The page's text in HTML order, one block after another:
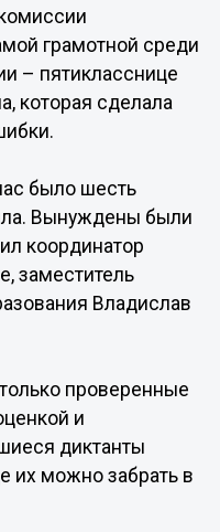
грамотной среди
– пятикласснице
которая сделала
было шесть
Вынуждены были
координатор
заместитель
Владислав
проверенные
и
диктанты
их можно забрать в